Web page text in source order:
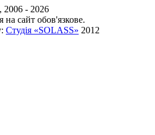
- 2026
сайт обов'язкове.
Студія «SOLASS» 2012